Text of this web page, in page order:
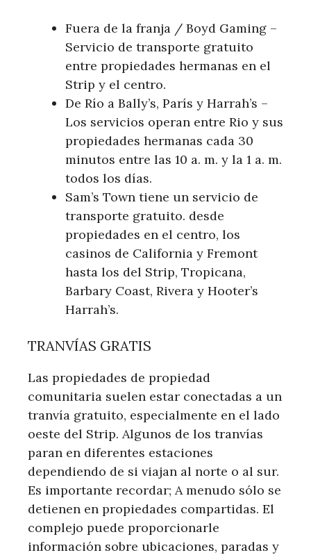
Fuera de la franja / Boyd Gaming –
Servicio de transporte gratuito
entre propiedades hermanas en el
Strip y el centro.
De Río a Bally’s, París y Harrah’s –
Los servicios operan entre Rio y sus
propiedades hermanas cada 30
minutos entre las 10 a. m. y la 1 a. m.
todos los días.
Sam’s Town tiene un servicio de
transporte gratuito. desde
propiedades en el centro, los
casinos de California y Fremont
hasta los del Strip, Tropicana,
Barbary Coast, Rivera y Hooter’s
Harrah’s.
TRANVÍAS GRATIS
Las propiedades de propiedad
comunitaria suelen estar conectadas a un
tranvía gratuito, especialmente en el lado
oeste del Strip. Algunos de los tranvías
paran en diferentes estaciones
dependiendo de si viajan al norte o al sur.
Es importante recordar; A menudo sólo se
detienen en propiedades compartidas. El
complejo puede proporcionarle
información sobre ubicaciones, paradas y